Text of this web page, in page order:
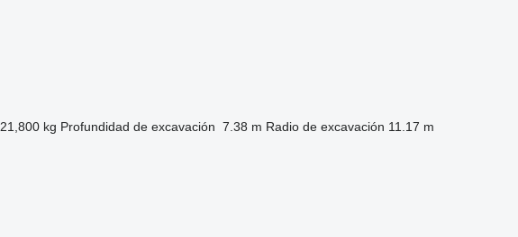
21,800 kg Profundidad de excavación 7.38 m Radio de excavación 11.17 m